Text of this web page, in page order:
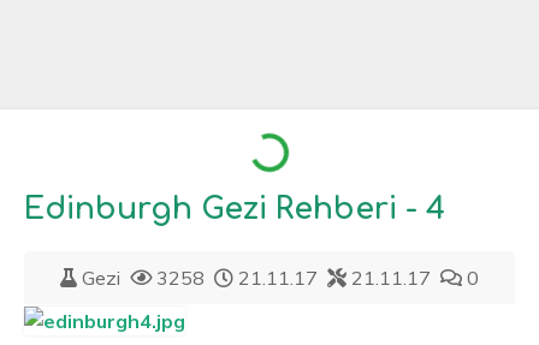
Loading...
Edinburgh Gezi Rehberi - 4
Gezi 3258 21.11.17 21.11.17 0